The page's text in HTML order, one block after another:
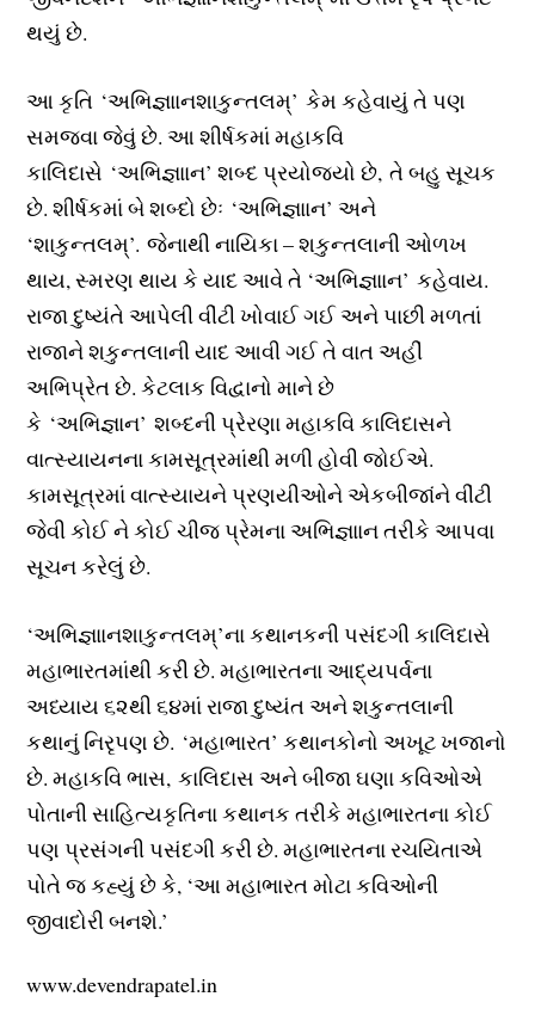
થયું છે.
આ કૃતિ ‘અભિજ્ઞાાનશાકુન્તલમ્’ કેમ કહેવાયું તે પણ
સમજવા જેવું છે. આ શીર્ષકમાં મહાકવિ
કાલિદાસે ‘અભિજ્ઞાાન’ શબ્દ પ્રયોજ્યો છે, તે બહુ સૂચક
છે. શીર્ષકમાં બે શબ્દો છેઃ ‘અભિજ્ઞાાન’ અને
‘શાકુન્તલમ્’. જેનાથી નાયિકા – શકુન્તલાની ઓળખ
થાય, સ્મરણ થાય કે યાદ આવે તે ‘અભિજ્ઞાાન’ કહેવાય.
રાજા દુષ્યંતે આપેલી વીંટી ખોવાઈ ગઈ અને પાછી મળતાં
રાજાને શકુન્તલાની યાદ આવી ગઈ તે વાત અહીં
અભિપ્રેત છે. કેટલાક વિદ્વાનો માને છે
કે ‘અભિજ્ઞાન’ શબ્દની પ્રેરણા મહાકવિ કાલિદાસને
વાત્સ્યાયનના કામસૂત્રમાંથી મળી હોવી જોઈએ.
કામસૂત્રમાં વાત્સ્યાયને પ્રણયીઓને એકબીજાંને વીંટી
જેવી કોઈ ને કોઈ ચીજ પ્રેમના અભિજ્ઞાાન તરીકે આપવા
સૂચન કરેલું છે.
‘અભિજ્ઞાાનશાકુન્તલમ્’ના કથાનકની પસંદગી કાલિદાસે
મહાભારતમાંથી કરી છે. મહાભારતના આદ્યપર્વના
અધ્યાય ૬૨થી ૬૪માં રાજા દુષ્યંત અને શકુન્તલાની
કથાનું નિરૃપણ છે. ‘મહાભારત’ કથાનકોનો અખૂટ ખજાનો
છે. મહાકવિ ભાસ, કાલિદાસ અને બીજા ઘણા કવિઓએ
પોતાની સાહિત્યકૃતિના કથાનક તરીકે મહાભારતના કોઈ
પણ પ્રસંગની પસંદગી કરી છે. મહાભારતના રચયિતાએ
પોતે જ કહ્યું છે કે, ‘આ મહાભારત મોટા કવિઓની
જીવાદોરી બનશે.’
www.devendrapatel.in